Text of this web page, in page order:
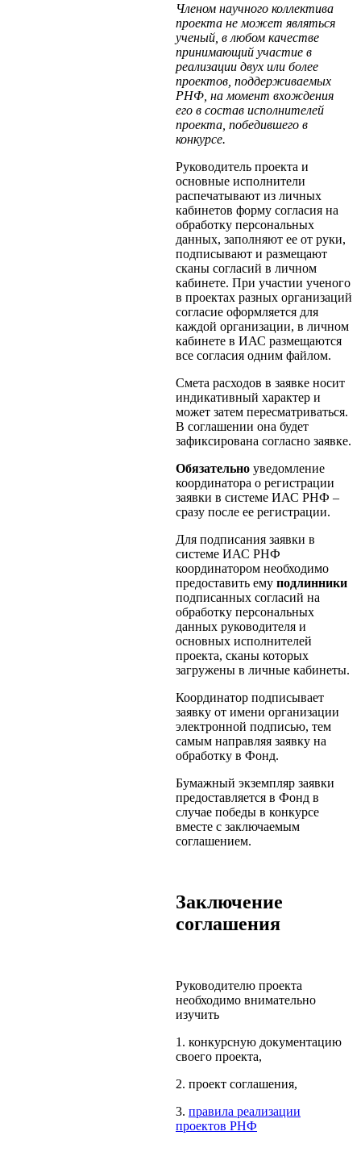
Членом научного коллектива
проекта не может являться
ученый, в любом качестве
принимающий участие в
реализации двух или более
проектов, поддерживаемых
РНФ, на момент вхождения
его в состав исполнителей
проекта, победившего в
конкурсе.
Руководитель проекта и
основные исполнители
распечатывают из личных
кабинетов форму согласия на
обработку персональных
данных, заполняют ее от руки,
подписывают и размещают
сканы согласий в личном
кабинете. При участии ученого
в проектах разных организаций
согласие оформляется для
каждой организации, в личном
кабинете в ИАС размещаются
все согласия одним файлом.
Смета расходов в заявке носит
индикативный характер и
может затем пересматриваться.
В соглашении она будет
зафиксирована согласно заявке.
Обязательно уведомление
координатора о регистрации
заявки в системе ИАС РНФ –
сразу после ее регистрации.
Для подписания заявки в
системе ИАС РНФ
координатором необходимо
предоставить ему подлинники
подписанных согласий на
обработку персональных
данных руководителя и
основных исполнителей
проекта, сканы которых
загружены в личные кабинеты.
Координатор подписывает
заявку от имени организации
электронной подписью, тем
самым направляя заявку на
обработку в Фонд.
Бумажный экземпляр заявки
предоставляется в Фонд в
случае победы в конкурсе
вместе с заключаемым
соглашением.
Заключение
соглашения
Руководителю проекта
необходимо внимательно
изучить
1. конкурсную документацию
своего проекта,
2. проект соглашения,
3. правила реализации
проектов РНФ